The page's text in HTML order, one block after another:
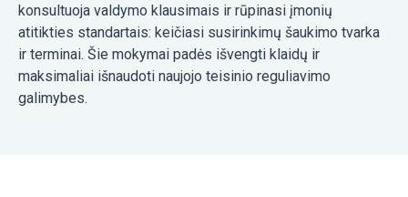
konsultuoja valdymo klausimais ir rūpinasi įmonių
atitikties standartais: keičiasi susirinkimų šaukimo tvarka
ir terminai. Šie mokymai padės išvengti klaidų ir
maksimaliai išnaudoti naujojo teisinio reguliavimo
galimybes.